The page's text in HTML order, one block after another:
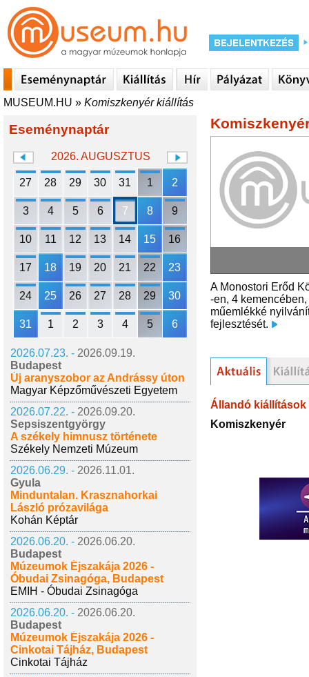
MUSEUM.HU » Komiszkenyér kiállítás
Eseménynaptár
2026. AUGUSZTUS
27 28 29 30 31 1 2
3 4 5 6 7 8 9
10 11 12 13 14 15 16
17 18 19 20 21 22 23
24 25 26 27 28 29 30
31 1 2 3 4 5 6
2026.07.23. - 2026.09.19.
Budapest
Új aranyszobor az Andrássy úton
Magyar Képzőművészeti Egyetem
2026.07.22. - 2026.09.20.
Sepsiszentgyörgy
A székely himnusz története
Székely Nemzeti Múzeum
2026.06.29. - 2026.11.01.
Gyula
Minduntalan. Krasznahorkai
László prózavilága
Kohán Képtár
2026.06.20. - 2026.06.20.
Budapest
Múzeumok Éjszakája 2026 -
Óbudai Zsinagóga, Budapest
EMIH - Óbudai Zsinagóga
2026.06.20. - 2026.06.20.
Budapest
Múzeumok Éjszakája 2026 -
Cinkotai Tájház, Budapest
Cinkotai Tájház
A Monostori Erőd
-en, 4
műemlékké
fejlesztését.
Állandó kiállítások
Komiszkenyér